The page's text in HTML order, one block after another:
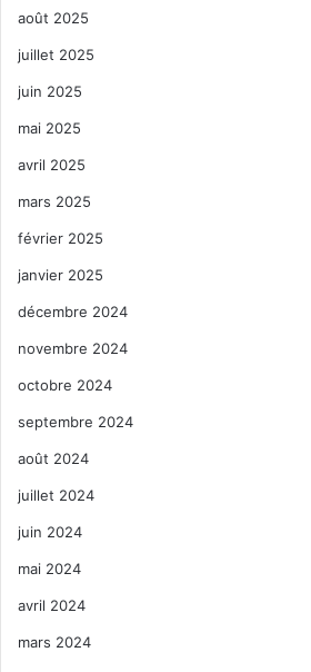
août 2025
juillet 2025
juin 2025
mai 2025
avril 2025
mars 2025
février 2025
janvier 2025
décembre 2024
novembre 2024
octobre 2024
septembre 2024
août 2024
juillet 2024
juin 2024
mai 2024
avril 2024
mars 2024